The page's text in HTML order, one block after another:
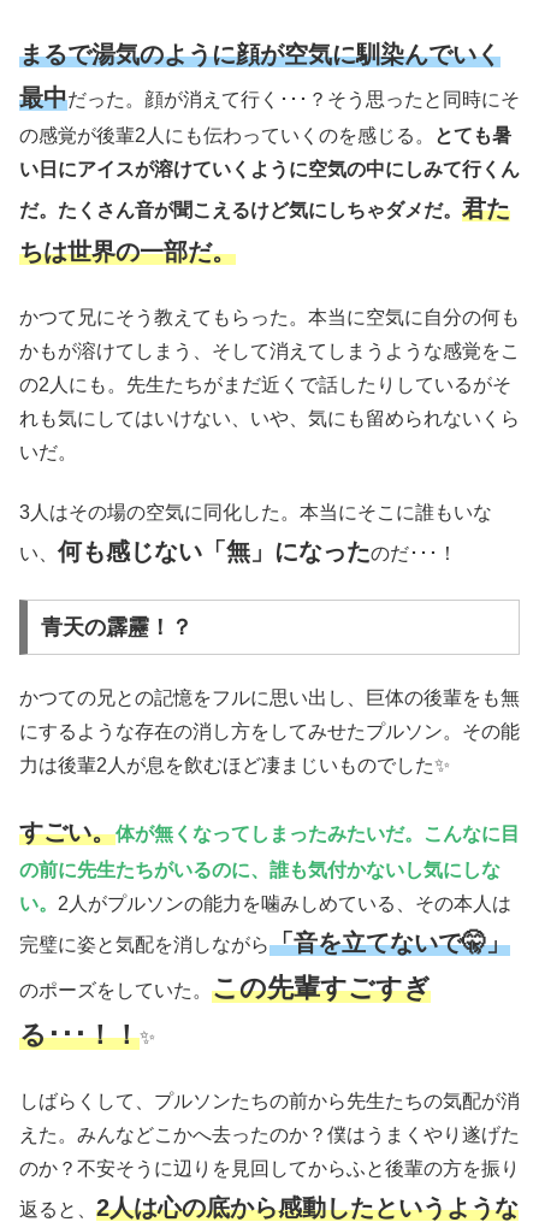
まるで湯気のように顔が空気に馴染んでいく
最中だった。顔が消えて行く･･･？そう思ったと同時にそ
の感覚が後輩2人にも伝わっていくのを感じる。
とても暑
い日にアイスが溶けていくように空気の中にしみて行くん
だ。たくさん音が聞こえるけど気にしちゃダメだ。 君た
ちは世界の一部だ。
かつて兄にそう教えてもらった。本当に空気に自分の何も
かもが溶けてしまう、そして消えてしまうような感覚をこ
の2人にも。先生たちがまだ近くで話したりしているがそ
れも気にしてはいけない、いや、気にも留められないくら
いだ。
3人はその場の空気に同化した。本当にそこに誰もいな
い、 何も感じない「無」になったのだ･･･！
青天の霹靂！？
かつての兄との記憶をフルに思い出し、巨体の後輩をも無
にするような存在の消し方をしてみせたプルソン。その能
力は後輩2人が息を飲むほど凄まじいものでした✨
すごい。体が無くなってしまったみたいだ。こんなに目
の前に先生たちがいるのに、誰も気付かないし気にしな
い。 2人がプルソンの能力を噛みしめている、その本人は
完璧に姿と気配を消しながら「音を立てないで🤫」
のポーズをしていた。 この先輩すごすぎ
る･･･！！✨
しばらくして、プルソンたちの前から先生たちの気配が消
えた。みんなどこかへ去ったのか？僕はうまくやり遂げた
のか？不安そうに辺りを見回してからふと後輩の方を振り
返ると、 2人は心の底から感動したというような